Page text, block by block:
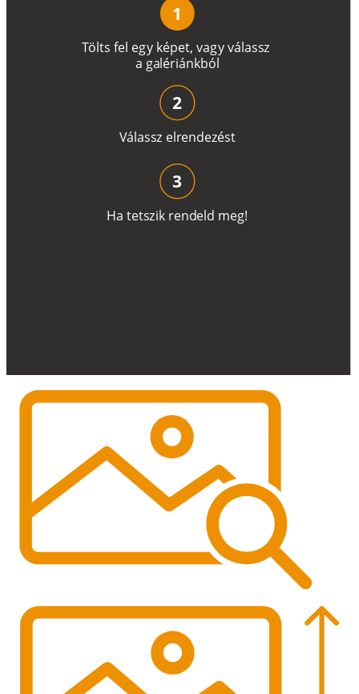
Tölts fel egy képet, vagyválassz
a galériánkból
1
Válassz elrendezést
2
Ha tetszik rendeld meg!
3